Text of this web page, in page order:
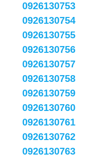
0926130753
0926130754
0926130755
0926130756
0926130757
0926130758
0926130759
0926130760
0926130761
0926130762
0926130763